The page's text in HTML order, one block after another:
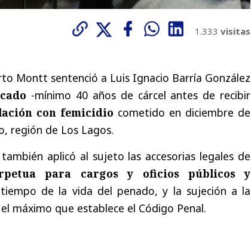
1.333 visitas
Montt sentenció a Luis Ignacio Barría González
-mínimo 40 años de cárcel antes de recibir
con femicidio cometido en diciembre de
región de Los Lagos.
aplicó al sujeto las accesorias legales de
para cargos y oficios públicos y
de la vida del penado, y la sujeción a la
máximo que establece el Código Penal.